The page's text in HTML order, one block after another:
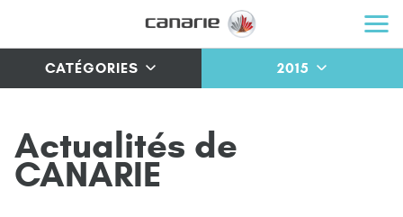
CATÉGORIES 2015
Actualités de
CANARIE